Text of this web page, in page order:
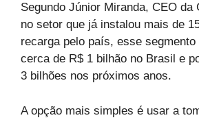
Segundo Júnior Miranda, CEO da
no setor que já instalou mais de
recarga pelo país, esse
cerca de R$ 1 bilhão no Brasil e
3 bilhões nos próximos anos.
A opção mais simples é usar a